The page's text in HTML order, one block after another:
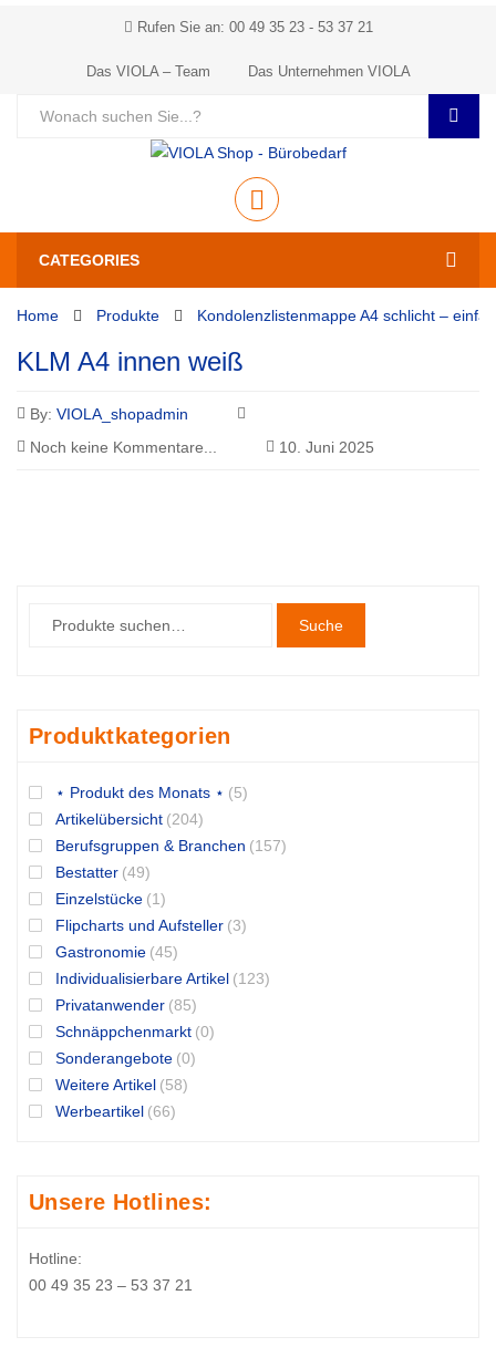
Rufen Sie an: 00 49 35 23 - 53 37 21
Das VIOLA – Team Das Unternehmen VIOLA
CATEGORIES
Home Produkte Kondolenzlistenmappe A4 schlicht –
KLM A4 innen weiß
By: VIOLA_shopadmin
Noch keine Kommentare...
10. Juni 2025
Suche
Produktkategorien
⋆ Produkt des Monats ⋆ (5)
Artikelübersicht (204)
Berufsgruppen & Branchen (157)
Bestatter (49)
Einzelstücke (1)
Flipcharts und Aufsteller (3)
Gastronomie (45)
Individualisierbare Artikel (123)
Privatanwender (85)
Schnäppchenmarkt (0)
Sonderangebote (0)
Weitere Artikel (58)
Werbeartikel (66)
Unsere Hotlines:
Hotline:
00 49 35 23 – 53 37 21